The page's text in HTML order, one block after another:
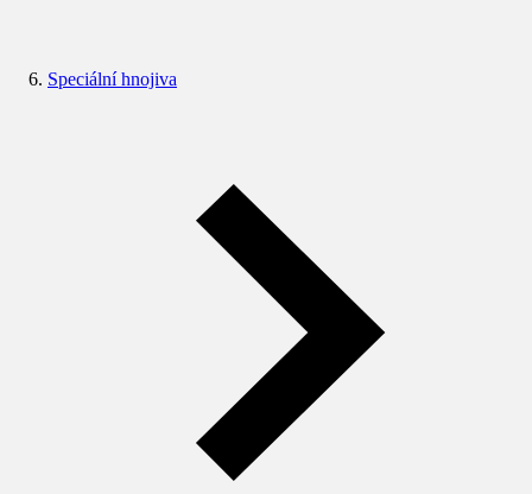
Speciální hnojiva